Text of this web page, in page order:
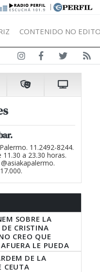
|
CONTENIDO NO
11.2492-8244.
a 23.30 horas.
SOBRE LA
CRISTINA
CREO QUE
LE PUEDA
LO QUE
DE LA
CEUTA